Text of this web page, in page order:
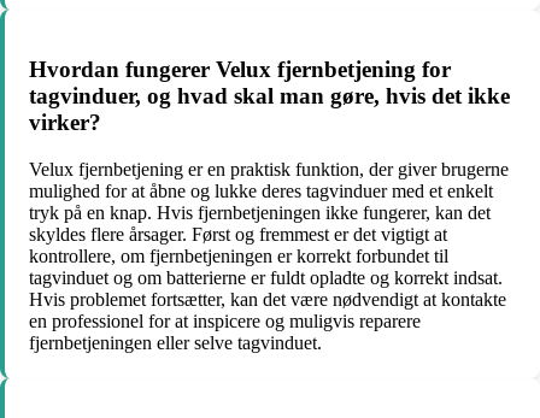
Hvordan fungerer Velux fjernbetjening for
tagvinduer, og hvad skal man gøre, hvis det ikke
virker?
Velux fjernbetjening er en praktisk funktion, der giver brugerne
mulighed for at åbne og lukke deres tagvinduer med et enkelt
tryk på en knap. Hvis fjernbetjeningen ikke fungerer, kan det
skyldes flere årsager. Først og fremmest er det vigtigt at
kontrollere, om fjernbetjeningen er korrekt forbundet til
tagvinduet og om batterierne er fuldt opladte og korrekt indsat.
Hvis problemet fortsætter, kan det være nødvendigt at kontakte
en professionel for at inspicere og muligvis reparere
fjernbetjeningen eller selve tagvinduet.